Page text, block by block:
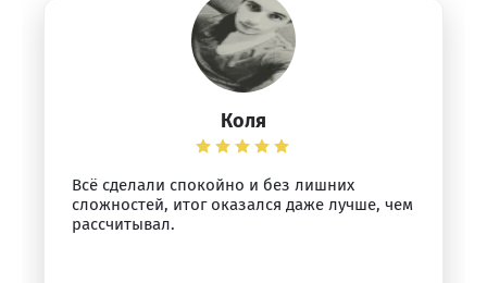
Коля
Всё сделали спокойно и без лишних
сложностей, итог оказался даже лучше, чем
рассчитывал.